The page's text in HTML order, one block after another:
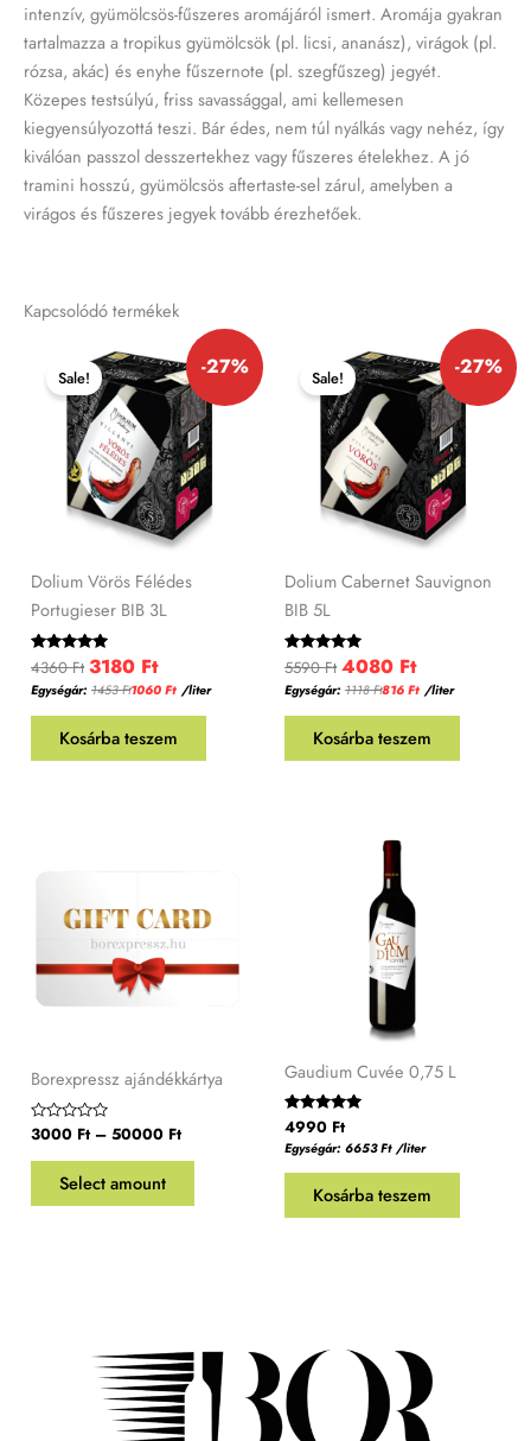
intenzív, gyümölcsös-fűszeres aromájáról ismert. Aromája gyakran
tartalmazza a tropikus gyümölcsök (pl. licsi, ananász), virágok (pl.
rózsa, akác) és enyhe fűszernote (pl. szegfűszeg) jegyét.
Közepes testsúlyú, friss savassággal, ami kellemesen
kiegyensúlyozottá teszi. Bár édes, nem túl nyálkás vagy nehéz, így
kiválóan passzol desszertekhez vagy fűszeres ételekhez. A jó
tramini hosszú, gyümölcsös aftertaste-sel zárul, amelyben a
virágos és fűszeres jegyek tovább érezhetőek.
Kapcsolódó termékek
-27%
Sale!
Dolium Vörös Félédes
Portugieser BIB 3L
Értékelés:
5.00
/ 5
4360Ft
Original
price
was:
4360 Ft.
3180 Ft
Current
price
is:
3180 Ft.
Egységár: 1453Ft1060 Ft /liter
Kosárba teszem
-27%
Sale!
Dolium Cabernet Sauvignon
BIB 5L
Értékelés:
5.00
/ 5
5590Ft
Original
price
was:
5590 Ft.
4080 Ft
Current
price
is:
4080 Ft.
Egységár: 1118Ft816 Ft /liter
Kosárba teszem
Borexpressz ajándékkártya
Értékelés:
0
/
3000 Ft – 50000 Ft
Select amount
Gaudium Cuvée 0,75 L
Értékelés:
5.00
/ 5
4990 Ft
Egységár: 6653Ft /liter
Kosárba teszem